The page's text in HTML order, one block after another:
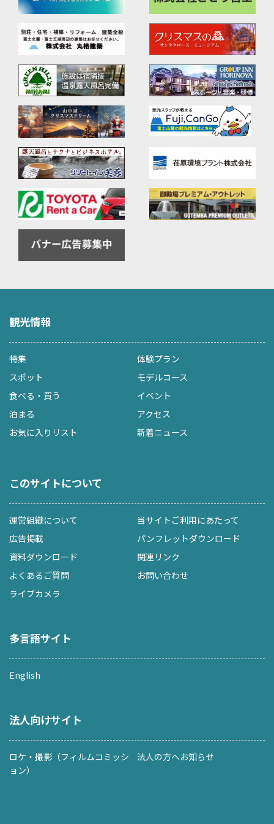
観光情報
特集
体験プラン
スポット
モデルコース
食べる・買う
イベント
泊まる
アクセス
お気に入りリスト
新着ニュース
このサイトについて
運営組織について
当サイトご利用にあたって
広告掲載
パンフレットダウンロード
資料ダウンロード
関連リンク
よくあるご質問
お問い合わせ
ライブカメラ
多言語サイト
English
法人向けサイト
ロケ・撮影（フィルムコミッシ
ョン）
法人の方へお知らせ